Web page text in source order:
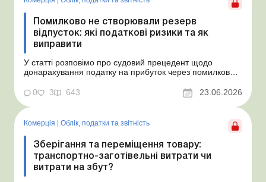
Помилково не створювали резерв
відпусток: які податкові ризики та як
виправити
У статті розповімо про судовий прецедент щодо
донарахування податку на прибуток через помилково
надамо рекомендації, як мінімізувати податкові ризики.
Проблемні витрати: податкові ризики та судова
практика Розуміємо ваші хвилювання через помилкове
неств...
0 3 643 23.06.2026
Комерція | Облік, податки та звiтнiсть
Зберігання та переміщення товару:
транспортно-заготівельні витрати чи
витрати на збут?